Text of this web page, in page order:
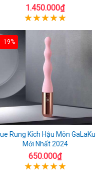
Nay
1.450.000₫
-19%
Rung Kích Hậu Môn GaLaKu
Mới Nhất 2024
650.000₫